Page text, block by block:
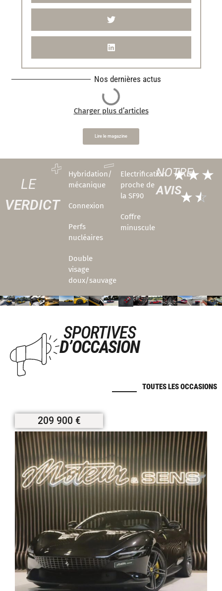
Nos dernières actus
Charger plus d’articles
Lire le magazine
LE
VERDICT
Hybridation/
mécanique
Connexion
Perfs
nucléaires
Double
visage
doux/sauvage
Electrification
proche de
la SF90
Coffre
minuscule
NOTRE
AVIS
☆☆☆
☆☆
SPORTIVES
D’OCCASION
TOUTES LES OCCASIONS
209 900 €